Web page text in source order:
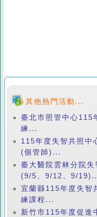
其他熱門活動...
臺北市照管中心115
練...
115年度失智共照中
(個管師)...
臺大醫院雲林分院
(9/5、9/12、9/
宜蘭縣115年度失智
練課程...
新竹市115年度促進